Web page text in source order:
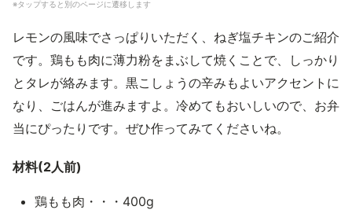
※タップすると別のページに遷移します
レモンの風味でさっぱりいただく、ねぎ塩チキンのご紹介
です。鶏もも肉に薄力粉をまぶして焼くことで、しっかり
とタレが絡みます。黒こしょうの辛みもよいアクセントに
なり、ごはんが進みますよ。冷めてもおいしいので、お弁
当にぴったりです。ぜひ作ってみてくださいね。
材料(2人前)
鶏もも肉・・・400g